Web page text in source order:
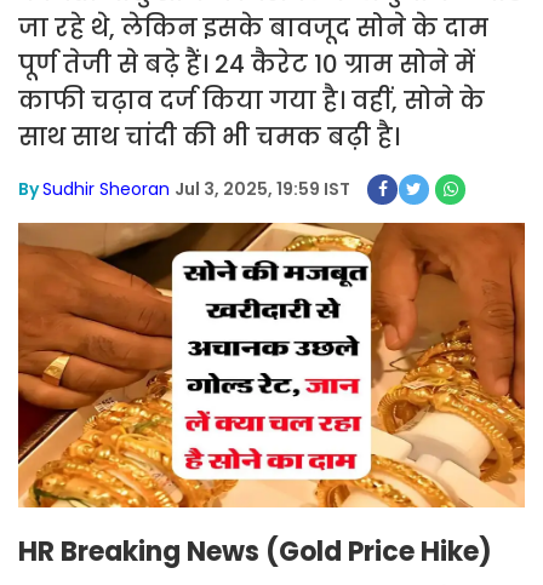
जा रहे थे, लेकिन इसके बावजूद सोने के दाम
पूर्ण तेजी से बढ़े हैं। 24 कैरेट 10 ग्राम सोने में
काफी चढ़ाव दर्ज किया गया है। वहीं, सोने के
साथ साथ चांदी की भी चमक बढ़ी है।
BySudhir Sheoran Jul 3, 2025, 19:59 IST
HR Breaking News (Gold Price Hike)